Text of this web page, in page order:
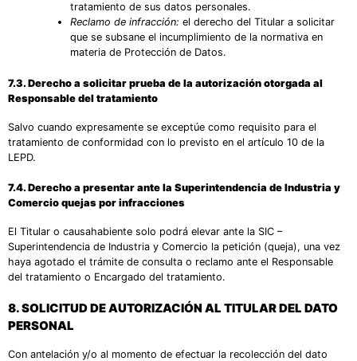
tratamiento de sus datos personales.
Reclamo de infracción: el derecho del Titular a solicitar
que se subsane el incumplimiento de la normativa en
materia de Protección de Datos.
7.3. Derecho a solicitar prueba de la autorización otorgada al
Responsable del tratamiento
Salvo cuando expresamente se exceptúe como requisito para el
tratamiento de conformidad con lo previsto en el artículo 10 de la
LEPD.
7.4. Derecho a presentar ante la Superintendencia de Industria y
Comercio quejas por infracciones
El Titular o causahabiente solo podrá elevar ante la SIC –
Superintendencia de Industria y Comercio la petición (queja), una vez
haya agotado el trámite de consulta o reclamo ante el Responsable
del tratamiento o Encargado del tratamiento.
8.SOLICITUD DE AUTORIZACIÓN AL TITULAR DEL DATO
PERSONAL
Con antelación y/o al momento de efectuar la recolección del dato